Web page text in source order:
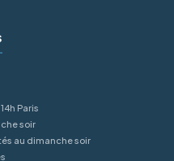
Paris
soir
au dimanche soir